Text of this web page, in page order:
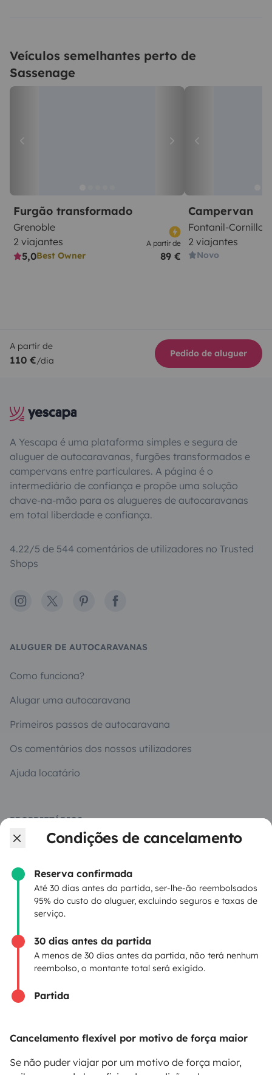
Condições de cancelamento
Reserva confirmada
Até 30 dias antes da partida, ser-lhe-ão reembolsados
95% do custo do aluguer, excluindo seguros e taxas de
serviço.
30 dias antes da partida
A menos de 30 dias antes da partida, não terá nenhum
reembolso, o montante total será exigido.
Partida
Cancelamento flexível por motivo de força maior
Se não puder viajar por um motivo de força maior,
Veículos semelhantes perto de
Sassenage
Furgão transformado
Grenoble
2 viajantes
5,0Best Owner
A partir de
89 €
Campervan
Fontanil-Cornillon
2 viajantes
Novo
A partir de
110 €/dia
Pedido de aluguer
A Yescapa é uma plataforma simples e segura de
aluguer de autocaravanas, furgões transformados e
campervans entre particulares. A página é o
intermediário de confiança e propõe uma solução
chave-na-mão para os alugueres de autocaravanas
em total liberdade e confiança.
4.22/5 de 544 comentários de utilizadores no Trusted
Shops
Instagram
X PinterestFacebook
ALUGUER DE AUTOCARAVANAS
Como funciona?
Alugar uma autocaravana
Primeiros passos de autocaravana
Os comentários dos nossos utilizadores
Ajuda locatário
PROPRIETÁRIOS
Contrato de aluguer
Seguro de aluguer
Assistências de aluguer
Ajuda proprietário
Pagamento em prestações